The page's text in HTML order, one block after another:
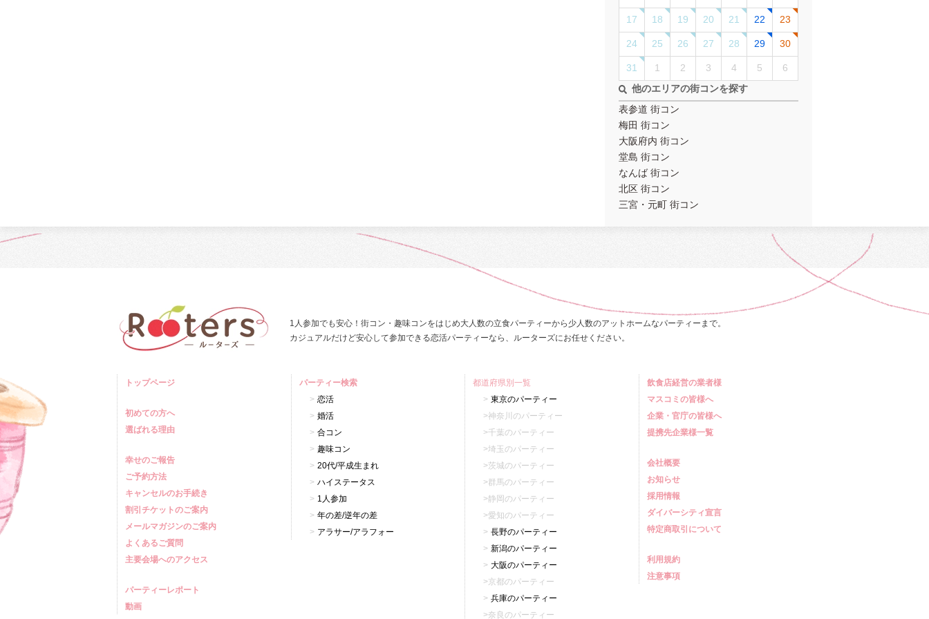
17 18 19 20 21 22 23
24 25 26 27 28 29 30
31 1 2 3 4 5
6
他のエリアの街コンを探す
表参道 街コン
梅田 街コン
大阪府内 街コン
堂島 街コン
なんば 街コン
北区 街コン
三宮・元町 街コン
1人参加でも安心！街コン・趣味コンをはじめ大人数の立食パーティーから少人数のアットホームなパーティーまで。
カジュアルだけど安心して参加できる恋活パーティーなら、ルーターズにお任せください。
トップページ
初めての方へ
選ばれる理由
幸せのご報告
ご予約方法
キャンセルのお手続き
割引チケットのご案内
メールマガジンのご案内
よくあるご質問
主要会場へのアクセス
パーティーレポート
動画
パーティー検索
恋活
婚活
合コン
趣味コン
20代/平成生まれ
ハイステータス
1人参加
年の差/逆年の差
アラサー/アラフォー
都道府県別一覧
東京のパーティー
神奈川のパーティー
千葉のパーティー
埼玉のパーティー
茨城のパーティー
群馬のパーティー
静岡のパーティー
愛知のパーティー
長野のパーティー
新潟のパーティー
大阪のパーティー
京都のパーティー
兵庫のパーティー
奈良のパーティー
飲食店経営の業者様
マスコミの皆様へ
企業・官庁の皆様へ
提携先企業様一覧
会社概要
お知らせ
採用情報
ダイバーシティ宣言
特定商取引について
利用規約
注意事項